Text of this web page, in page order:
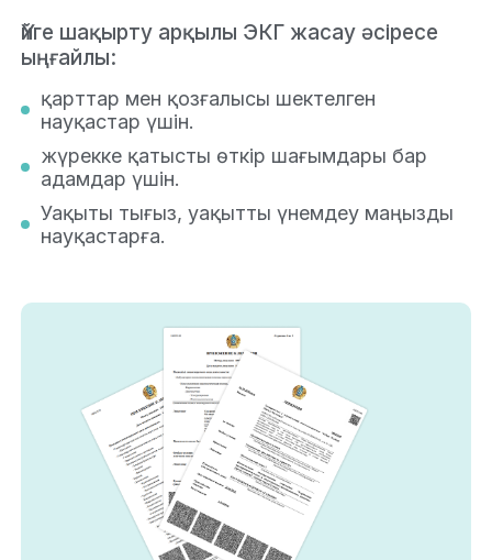
Үйге шақырту арқылы ЭКГ жасау әсіресе
ыңғайлы:
қарттар мен қозғалысы шектелген
науқастар үшін.
жүрекке қатысты өткір шағымдары бар
адамдар үшін.
Уақыты тығыз, уақытты үнемдеу маңызды
науқастарға.